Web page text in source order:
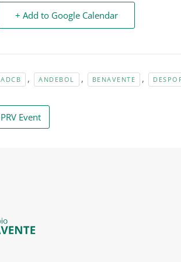
+ Add to Google Calendar
ADCB , ANDEBOL , BENAVENTE ,
PRV Event